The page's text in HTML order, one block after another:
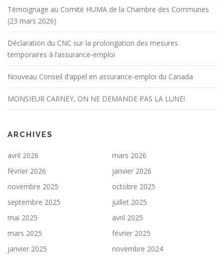
Témoignage au Comité HUMA de la Chambre des Communes
(23 mars 2026)
Déclaration du CNC sur la prolongation des mesures
temporaires à l’assurance-emploi
Nouveau Conseil d’appel en assurance-emploi du Canada
MONSIEUR CARNEY, ON NE DEMANDE PAS LA LUNE!
ARCHIVES
avril 2026
mars 2026
février 2026
janvier 2026
novembre 2025
octobre 2025
septembre 2025
juillet 2025
mai 2025
avril 2025
mars 2025
février 2025
janvier 2025
novembre 2024